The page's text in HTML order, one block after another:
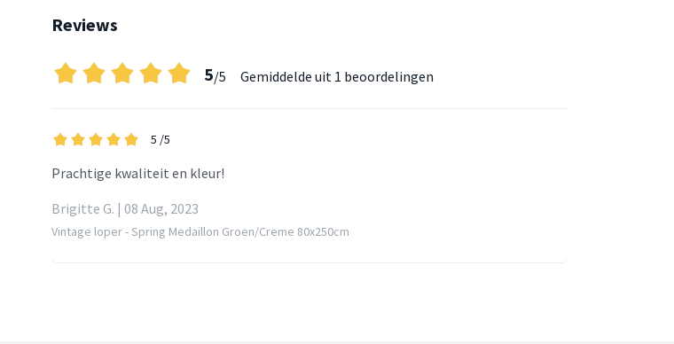
Reviews
5/5 Gemiddelde uit 1 beoordelingen
5 /5
Prachtige kwaliteit en kleur!
Brigitte G. | 08 Aug, 2023
Vintage loper - Spring Medaillon Groen/Creme 80x250cm